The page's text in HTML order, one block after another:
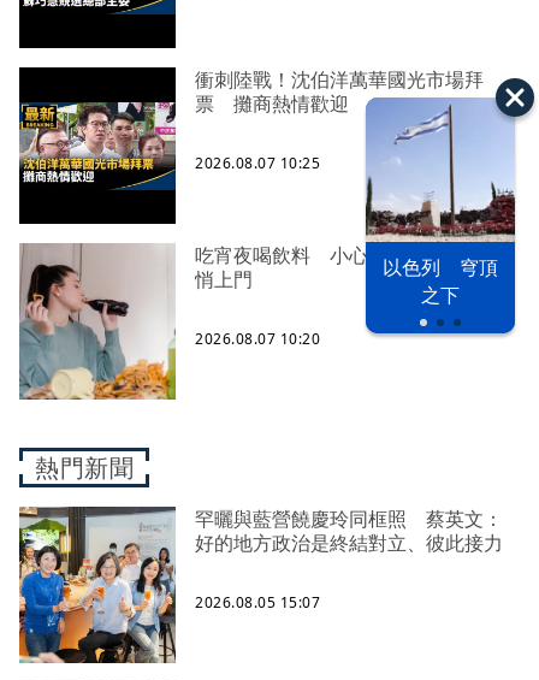
以色列 穹頂
之下
衝刺陸戰！沈伯洋萬華國光市場拜
票 攤商熱情歡迎
2026.08.07 10:25
吃宵夜喝飲料 小心「代謝症候群」
悄上門
2026.08.07 10:20
熱門新聞
罕曬與藍營饒慶玲同框照 蔡英文：
好的地方政治是終結對立、彼此接力
2026.08.05 15:07